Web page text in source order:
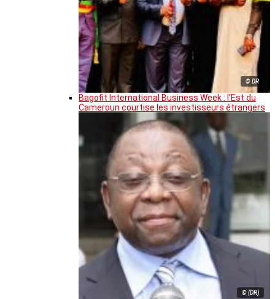
© DR
Bagofit International Business Week : l’Est du
Cameroun courtise les investisseurs étrangers
© (DR)